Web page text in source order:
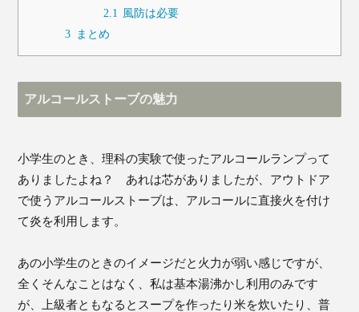
2.1 風防は必要
3
まとめ
アルコールストーブの魅力
小学生のとき、理科の実験で使ったアルコールランプって
ありましたよね？ あれは芯がありましたが、アウトドア
で使うアルコールストーブは、アルコールに直接火を付け
て炎を利用します。
あの小学生のときのイメージだと火力が弱い感じですが、
全くそんなことはなく、私は基本湯沸かし利用のみです
が、上級者ともなるとスープを作ったり米を炊いたり、普